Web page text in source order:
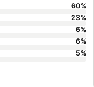
60%
23%
6%
6%
5%